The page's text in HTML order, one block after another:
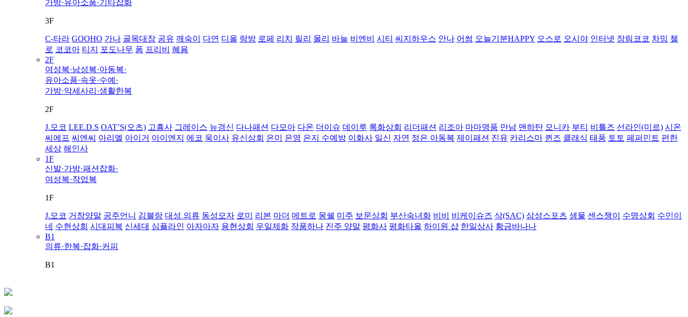
가방·유아소품·기타잡화
3F
C-타라 GOOHO 가나 골목대장 공유 깨숙이 다연 디올 랑방 로페 리치 릴리 몰리 바늘 비엔비 시티 씨지하우스 안나 어썸 오늘기분HAPPY 오스로 오시야 인터넷 장림코코 차밍 첼
로 코코아 티지 포도나무 폼 프리비
혜윰
2F
여성복·남성복·아동복·
유아소품·속옷·수예·
가방·악세사리·생활한복
2F
J.모코 LEE.D.S OAT’S(오츠) 고흥사 그레이스 뉴경신 다나패션 다모아 다온 더이슈 데이루 록화상회 리더패션 리조아 마마명품 만남 맨하탄 모니카 부티 비틀즈 선라인(미르) 시온
씨에프 씨엔씨 아리엘 아이거 아이엔지 에코 욱이사 유신상회 은미 은영 은지 수예방 이화사 일신 자연 정은 아동복 제이패션 진유 카리스마 퀸즈 클래식 태풍 토토 페퍼민트 편한
세상 해인사
1F
신발·가방·패션잡화·
여성복·작업복
1F
J.모코 거창양말 공주언니 김블랑 대성 의류 동성모자 로미 리본 마더 메트로 몽쉘 미주 보문상회 부산숙녀화 비비 비케이슈즈 삭(SAC) 삼성스포츠 샘물 센스쟁이 수명상회 수민이
네 수현상회 시대피복 신세대 심플라인 아자아자 용현상회 우일제화 작품하나 진주 양말 평화사 평화타올 하이원 샵 한일상사 황금바나나
B1
의류·한복·잡화·커피
B1